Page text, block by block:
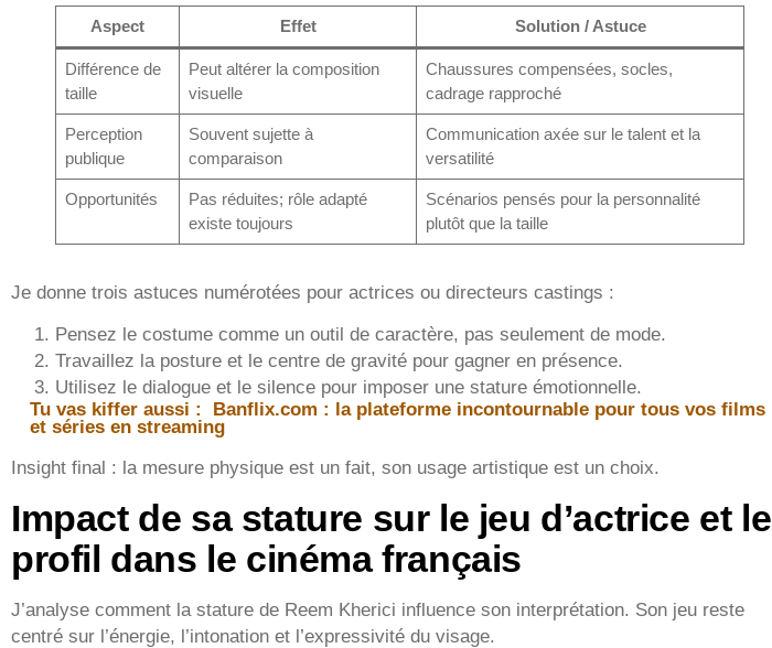
Aspect Effet Solution / Astuce
Différence de
taille
Peut altérer la composition
visuelle
Chaussures compensées, socles,
cadrage rapproché
Perception
publique
Souvent sujette à
comparaison
Communication axée sur le talent et la
versatilité
Opportunités
Pas réduites; rôle adapté
existe toujours
Scénarios pensés pour la personnalité
plutôt que la taille
Je donne trois astuces numérotées pour actrices ou directeurs castings :
Pensez le costume comme un outil de caractère, pas seulement de mode.
Travaillez la posture et le centre de gravité pour gagner en présence.
Utilisez le dialogue et le silence pour imposer une stature émotionnelle.
Tu vas kiffer aussi :
Banflix.com : la plateforme incontournable pour tous vos films
et séries en streaming
Insight final : la mesure physique est un fait, son usage artistique est un choix.
Impact de sa stature sur le jeu d’actrice et le
profil dans le cinéma français
J’analyse comment la stature de Reem Kherici influence son interprétation. Son jeu reste
centré sur l’énergie, l’intonation et l’expressivité du visage.